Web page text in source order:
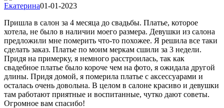
Екатерина01-01-2023
Пришла в салон за 4 месяца до свадьбы. Платье, которое
хотела, не было в наличии моего размера. Девушки из салона
предложили мне померить что-то похожее. Я решила все таки
сделать заказ. Платье по моим меркам сшили за 3 недели.
Придя на примерку, я немного расстроилась, так как
свадебное платье было короче чем на фото, я ожидала другой
длины. Придя домой, я померила платье с аксессуарами и
осталась очень довольна. В целом в салоне красиво и девушки
там работают приятные и воспитанные, чутко дают советы.
Огромное вам спасибо!